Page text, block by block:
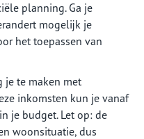
planning. Ga je
mogelijk je
het toepassen van
je te maken met
inkomsten kun je vanaf
je budget. Let op: de
woonsituatie, dus